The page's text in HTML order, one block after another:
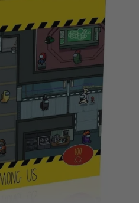
WISHLIST